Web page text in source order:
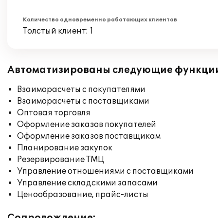
Количество одновременно работающих клиентов
Толстый клиент: 1
Автоматизированы следующие
Взаиморасчеты с покупателями
Взаиморасчеты с поставщиками
Оптовая торговля
Оформление заказов покупателей
Оформление заказов поставщикам
Планирование закупок
Резервирование ТМЦ
Управление отношениями с поставщиками
Управление складскими запасами
Ценообразование, прайс-листы